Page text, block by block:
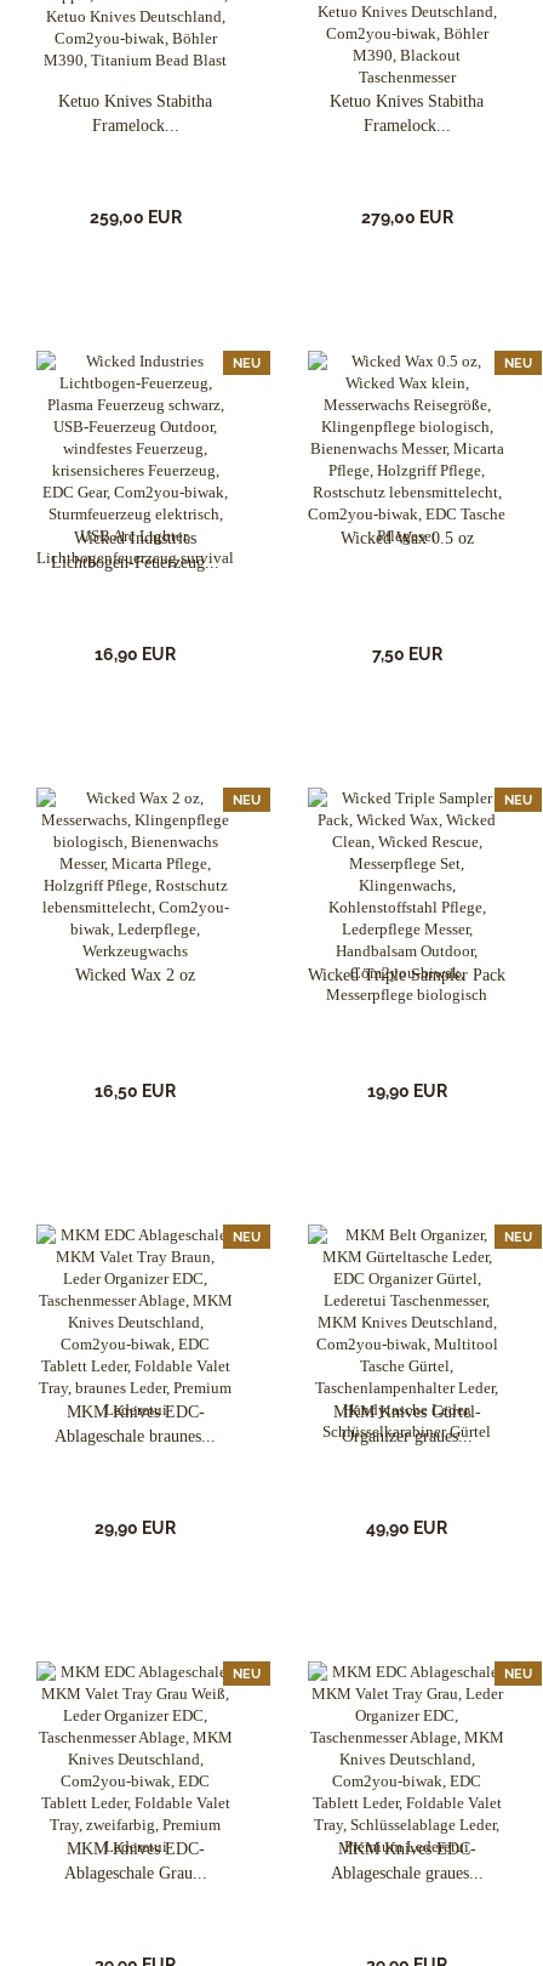
Ketuo Knives Stabitha
Framelock...
259,00 EUR
Ketuo Knives Stabitha
Framelock...
279,00 EUR
NEU
Wicked Industries
Lichtbogen-Feuerzeug...
16,90 EUR
NEU
Wicked Wax 0.5 oz
7,50 EUR
NEU
Wicked Wax 2 oz
16,50 EUR
NEU
Wicked Triple Sampler Pack
19,90 EUR
NEU
MKM Knives EDC-
Ablageschale braunes...
29,90 EUR
NEU
MKM Knives Gürtel-
Organizer graues...
49,90 EUR
NEU
MKM Knives EDC-
Ablageschale Grau...
NEU
MKM Knives EDC-
Ablageschale graues...